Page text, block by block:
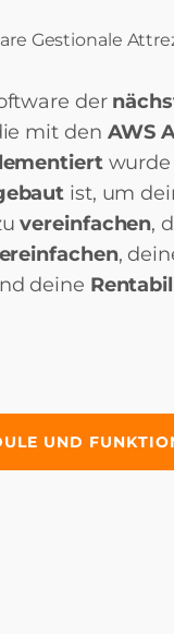
der
mit den AWS
wurde
ist, um
vereinfachen,
,
deine
UND